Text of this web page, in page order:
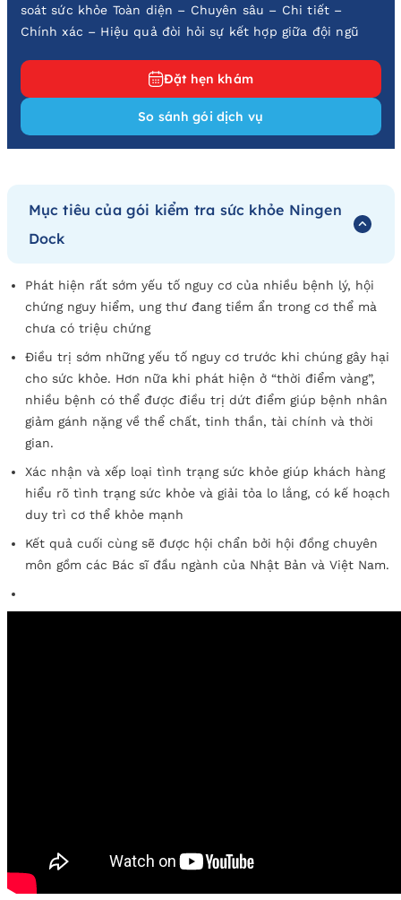
soát sức khỏe Toàn diện – Chuyên sâu – Chi tiết –
Chính xác – Hiệu quả đòi hỏi sự kết hợp giữa đội ngũ
máy MRI, CT, nội soi,… để đạt được mục đích là phát
hiện rất sớm ung thư và các bệnh tiềm ẩn trong cơ thể
trước khi có triệu chứng.
Đặt hẹn khám
So sánh gói dịch vụ
Mục tiêu của gói kiểm tra sức khỏe Ningen
Dock
Phát hiện rất sớm yếu tố nguy cơ của nhiều bệnh lý, hội
chứng nguy hiểm, ung thư đang tiềm ẩn trong cơ thể mà
chưa có triệu chứng
Điều trị sớm những yếu tố nguy cơ trước khi chúng gây hại
cho sức khỏe. Hơn nữa khi phát hiện ở “thời điểm vàng”,
nhiều bệnh có thể được điều trị dứt điểm giúp bệnh nhân
giảm gánh nặng về thể chất, tinh thần, tài chính và thời
gian.
Xác nhận và xếp loại tình trạng sức khỏe giúp khách hàng
hiểu rõ tình trạng sức khỏe và giải tỏa lo lắng, có kế hoạch
duy trì cơ thể khỏe mạnh
Kết quả cuối cùng sẽ được hội chẩn bởi hội đồng chuyên
môn gồm các Bác sĩ đầu ngành của Nhật Bản và Việt Nam.